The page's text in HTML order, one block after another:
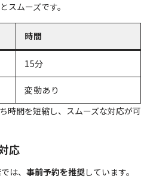
スムーズです。
時間
15分
変動あり
時間を短縮し、スムーズな対応が可
応
は、 事前予約を推奨しています。